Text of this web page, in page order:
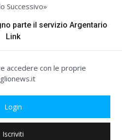
Successivo»
parte il servizio Argentario
Link
accedere con le proprie
Login
Iscriviti